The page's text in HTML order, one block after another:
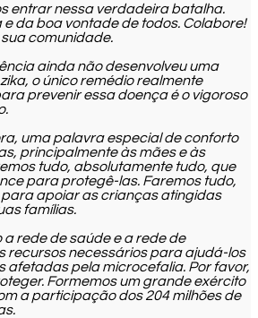
entrar nessa verdadeira batalha.
da boa vontade de todos. Colabore!
comunidade.
ainda não desenvolveu uma
o único remédio realmente
prevenir essa doença é o vigoroso
uma palavra especial de conforto
principalmente às mães e às
tudo, absolutamente tudo, que
para protegê-las. Faremos tudo,
apoiar as crianças atingidas
famílias.
rede de saúde e a rede de
recursos necessários para ajudá-los
afetadas pela microcefalia. Por favor,
Formemos um grande exército
a participação dos 204 milhões de